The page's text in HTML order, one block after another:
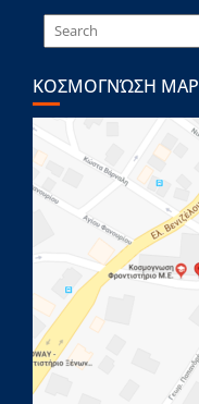
ΚΟΣΜΟΓΝΏΣΗ MAP